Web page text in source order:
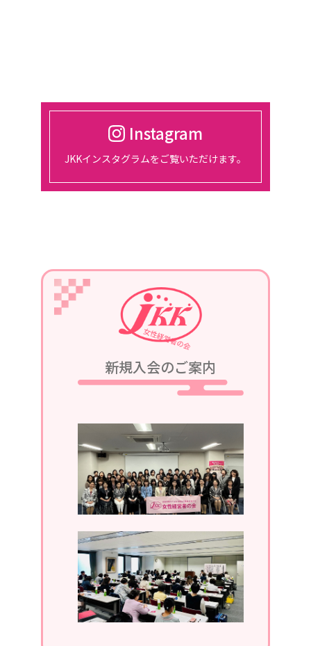
東京、都市センターホテルにて、総会
2024/01/30
て開催される『宿フェス』に参加しま
2024年1月22日
第3回定例会議in長崎を、開催。
青年部の協力を得て、勉強会を行いま
令和5年9月25日、令和5・6年度第2回
定例会議in軽井沢が、グランドエクシ
2023/07/05
令和5年7月13日、第1回定例会議in湯
河原が、湯河原温泉ホテルあかねにて
開催されます。
2023/04/05
2023年4月19日、通常総会開催。
2022/11/30
2022年11月。ホームページがリニュ
Instagram
JKKインスタグラムをご覧いただけます。
新規入会のご案内